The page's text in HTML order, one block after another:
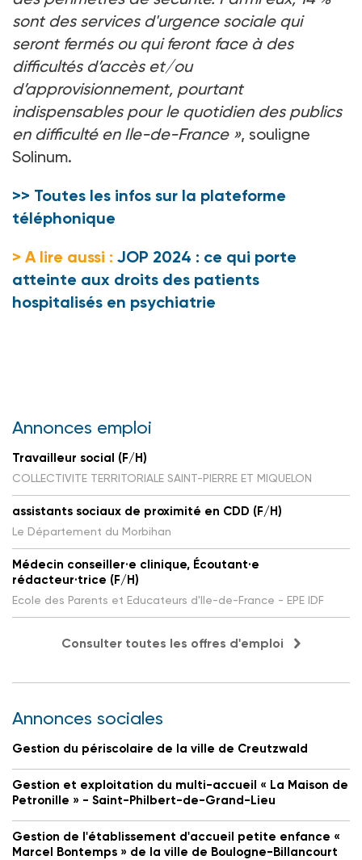
sont des services d'urgence sociale qui
seront fermés ou qui feront face à des
difficultés d’accès et/ou
d’approvisionnement, pourtant
indispensables pour le quotidien des publics
en difficulté en Ile-de-France », souligne
Solinum.
>> Toutes les infos sur la plateforme
téléphonique
> A lire aussi : JOP 2024 : ce qui porte
atteinte aux droits des patients
hospitalisés en psychiatrie
Annonces emploi
Travailleur social (F/H)
COLLECTIVITE TERRITORIALE SAINT-PIERRE ET MIQUELON
assistants sociaux de proximité en CDD (F/H)
Le Département du Morbihan
Médecin conseiller·e clinique, Écoutant·e
rédacteur·trice (F/H)
Ecole des Parents et Educateurs d'Ile-de-France - EPE IDF
Consulter toutes les offres d'emploi
Annonces sociales
Gestion du périscolaire de la ville de Creutzwald
Gestion et exploitation du multi-accueil « La Maison de
Petronille » - Saint-Philbert-de-Grand-Lieu
Gestion de l'établissement d'accueil petite enfance «
Marcel Bontemps » de la ville de Boulogne-Billancourt